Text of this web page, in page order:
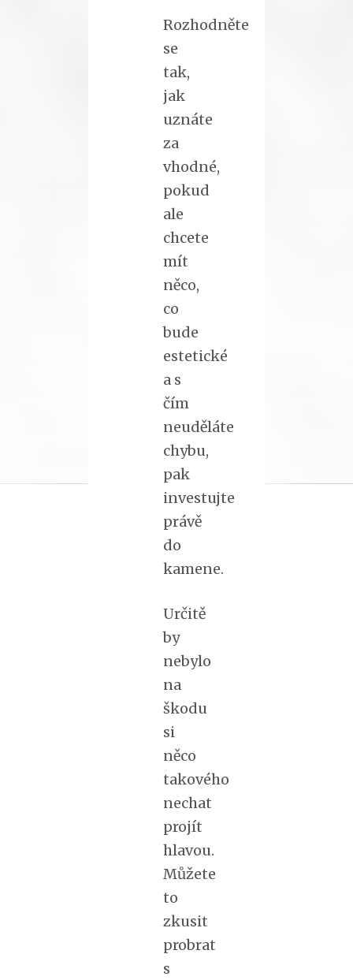
Rozhodněte
se
tak,
jak
uznáte
za
vhodné,
pokud
ale
chcete
mít
něco,
co
bude
estetické
a s
čím
neuděláte
chybu,
pak
investujte
právě
do
kamene.
Určitě
by
nebylo
na
škodu
si
něco
takového
nechat
projít
hlavou.
Můžete
to
zkusit
probrat
s